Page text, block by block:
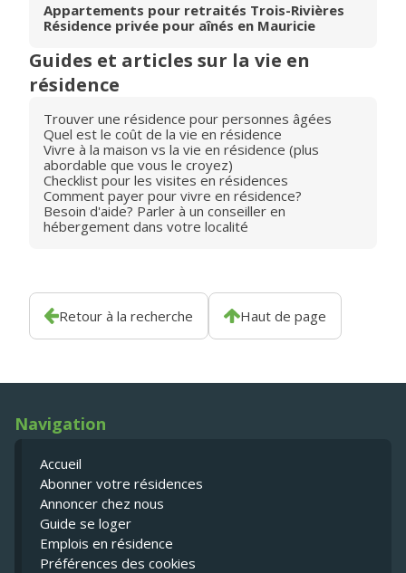
Appartements pour retraités Trois-Rivières
Résidence privée pour aînés en Mauricie
Guides et articles sur la vie en
résidence
Trouver une résidence pour personnes âgées
Quel est le coût de la vie en résidence
Vivre à la maison vs la vie en résidence (plus
abordable que vous le croyez)
Checklist pour les visites en résidences
Comment payer pour vivre en résidence?
Besoin d'aide? Parler à un conseiller en
hébergement dans votre localité
Retour à la recherche Haut de page
Navigation
Accueil
Abonner votre résidences
Annoncer chez nous
Guide se loger
Emplois en résidence
Préférences des cookies